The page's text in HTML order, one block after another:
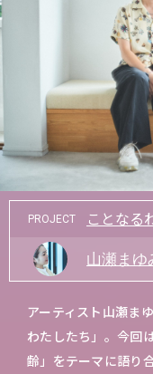
PROJECT ことなる
山瀬まゆ
アーティスト山瀬ま
わたしたち」。今回
齢」をテーマに語り合